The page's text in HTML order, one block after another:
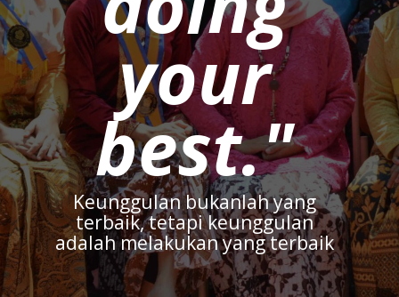
your
best."
Keunggulan bukanlah yang
terbaik, tetapi keunggulan
adalah melakukan yang terbaik